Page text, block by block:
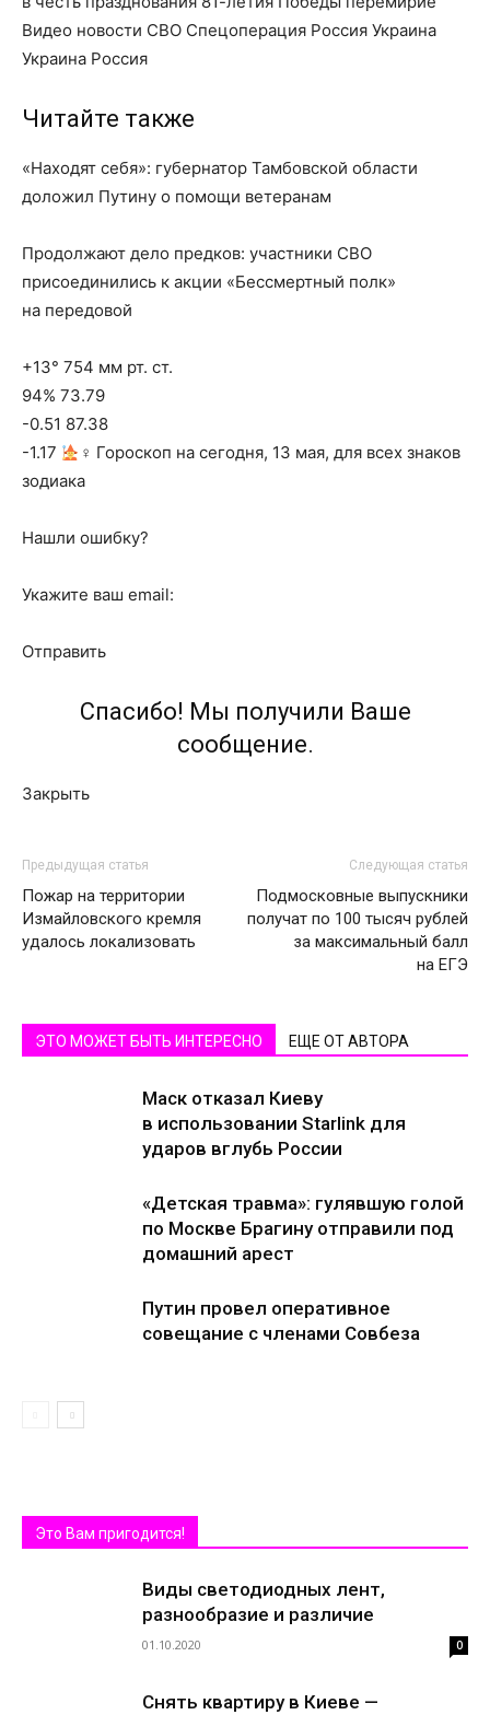
Видео новости СВО Спецоперация Россия Украина
Украина Россия
Читайте также
«Находят себя»: губернатор Тамбовской области
доложил Путину о помощи ветеранам
Продолжают дело предков: участники СВО
присоединились к акции «Бессмертный полк»
на передовой
+13° 754 мм рт. ст.
94% 73.79
-0.51 87.38
-1.17
‍♀ Гороскоп на сегодня, 13 мая, для всех знаков
зодиака
Нашли ошибку?
Укажите ваш email:
Отправить
Спасибо! Мы получили Ваше
сообщение.
Закрыть
Предыдущая статья
Пожар на территории
Измайловского кремля
удалось локализовать
Следующая статья
Подмосковные выпускники
получат по 100 тысяч рублей
за максимальный балл
на ЕГЭ
ЭТО МОЖЕТ БЫТЬ ИНТЕРЕСНО ЕЩЕ ОТ АВТОРА
Маск отказал Киеву
в использовании Starlink для
ударов вглубь России
«Детская травма»: гулявшую голой
по Москве Брагину отправили под
домашний арест
Путин провел оперативное
совещание с членами Совбеза
Это Вам пригодится!
Виды светодиодных лент,
разнообразие и различие
01.10.2020 0
Снять квартиру в Киеве —